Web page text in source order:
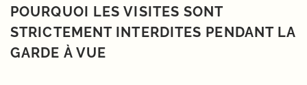
POURQUOI LES VISITES SONT
STRICTEMENT INTERDITES PENDANT LA
GARDE À VUE